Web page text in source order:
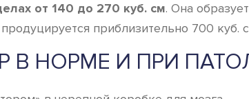
от 140 до 270 куб. см. Она
приблизительно 700 куб.
В НОРМЕ И ПРИ